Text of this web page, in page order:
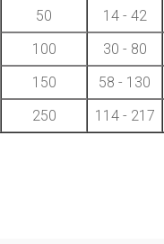
50
14 - 42
100
30 - 80
150
58 - 130
250
114 - 217